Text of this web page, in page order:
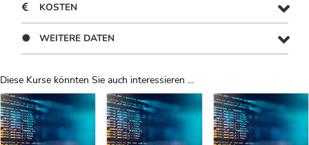
KOSTEN
WEITERE DATEN
Diese Kurse könnten Sie auch interessieren ...
Uber Weiterbildungsvorschläge